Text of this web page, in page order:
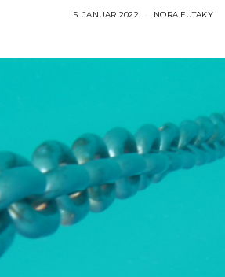
5. JANUAR 2022 NORA FUTAKY